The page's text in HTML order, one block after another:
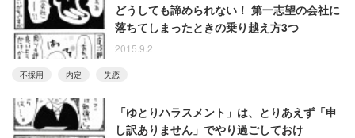
どうしても諦められない！ 第一志望の会社に
落ちてしまったときの乗り越え方3つ
2015.9.2
不採用 内定 失恋
「ゆとりハラスメント」は、とりあえず「申
し訳ありません」でやり過ごしておけ